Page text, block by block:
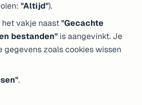
"Altijd").
het vakje naast"Gecachte
bestanden" is aangevinkt. Je
gegevens zoals cookies wissen
.